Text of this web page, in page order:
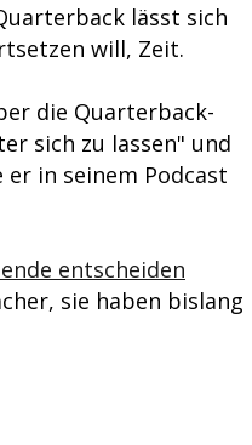
lässt sich
will, Zeit.
die Quarterback-
sich zu lassen" und
in seinem Podcast
entscheiden
sie haben bislang